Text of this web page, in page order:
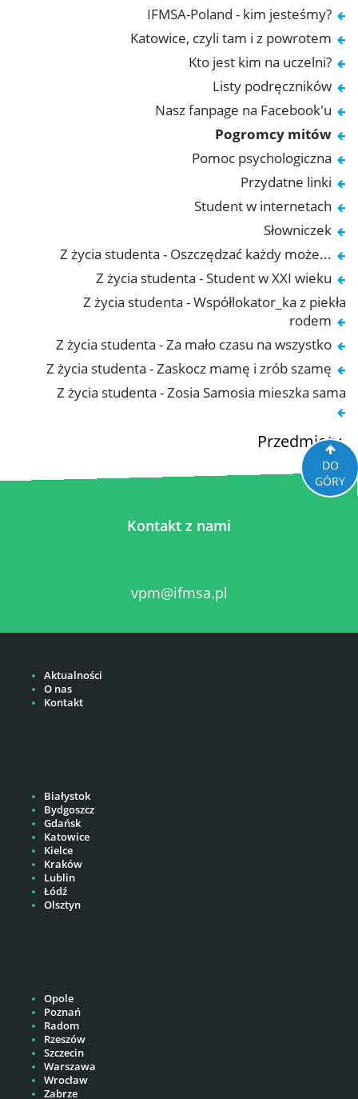
IFMSA-Poland - kim jesteśmy?
Katowice, czyli tam i z powrotem
Kto jest kim na uczelni?
Listy podręczników
Nasz fanpage na Facebook'u
Pogromcy mitów
Pomoc psychologiczna
Przydatne linki
Student w internetach
Słowniczek
Z życia studenta - Oszczędzać każdy może...
Z życia studenta - Student w XXI wieku
Z życia studenta - Współlokator_ka z piekła
rodem
Z życia studenta - Za mało czasu na wszystko
Z życia studenta - Zaskocz mamę i zrób szamę
Z życia studenta - Zosia Samosia mieszka sama
Przedmioty
Kontakt z nami
vpm@ifmsa.pl
DO
GÓRY
Aktualności
O nas
Kontakt
Białystok
Bydgoszcz
Gdańsk
Katowice
Kielce
Kraków
Lublin
Łódź
Olsztyn
Opole
Poznań
Radom
Rzeszów
Szczecin
Warszawa
Wrocław
Zabrze